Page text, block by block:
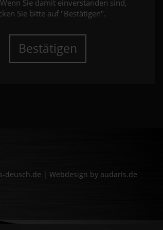
Sie damit einverstanden sind,
Sie bitte auf "Bestätigen".
Bestätigen
deusch.de | Webdesign by audaris.de